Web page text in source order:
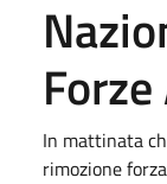
In mattinata
rimozione